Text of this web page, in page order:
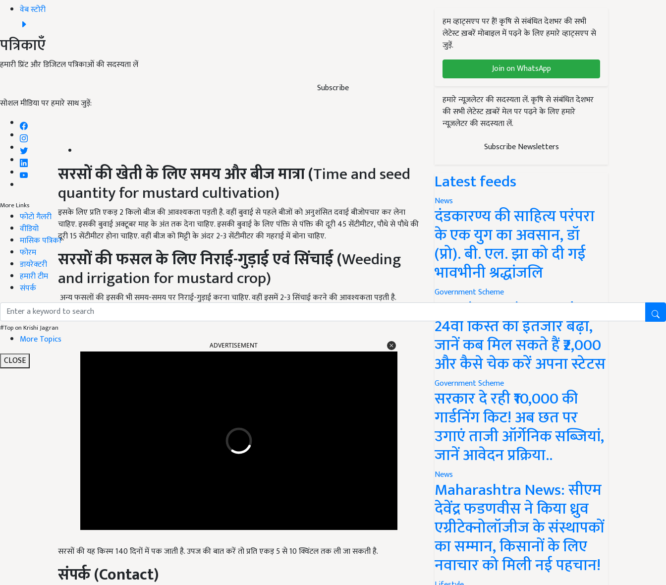
वेब स्टोरी
पत्रिकाएँ
हमारी प्रिंट और डिजिटल पत्रिकाओं की सदस्यता लें
Subscribe
सोशल मीडिया पर हमारे साथ जुड़ें:
More Links
फोटो गैलरी
वीडियो
मासिक पत्रिका
फोरम
डायरेक्टरी
हमारी टीम
संपर्क
#Top on Krishi Jagran
More Topics
CLOSE
सरसों की खेती के लिए समयऔरबीजमात्रा (Time and seed
quantity for mustard cultivation)
इसके लिए प्रति एकड़ 2 किलो बीज की आवश्यकता पड़ती है. वहीं बुवाई से पहले बीजों को अनुशंसित दवाई बीजोपचार कर लेना
चाहिए. इसकी बुवाई अक्टूबर माह के अंत तक देना चाहिए. इसकी बुवाई के लिए पंक्ति से पंक्ति की दूरी 45 सेंटीमीटर, पौधे से पौधे की
दूरी 15 सेंटीमीटर होना चाहिए. वहीं बीज को मिट्टी के अंदर 2-3 सेंटीमीटर की गहराई में बोना चाहिए.
सरसों की फसल के लिए निराई-गुड़ाईएवंसिंचाई (Weeding
and irrigation for mustard crop)
अन्य फसलों की इसकी भी समय-समय पर निराई-गुड़ाई करना चाहिए. वहीं इसमें 2-3 सिंचाई करने की आवश्यकता पड़ती है.
संपर्क (Contact)
हम व्हाट्सएप पर हैं! कृषि से संबंधित देशभर की सभी
लेटेस्ट ख़बरें मोबाइल में पढ़ने के लिए हमारे व्हाट्सएप से
जुड़ें.
Join on WhatsApp
हमारे न्यूज़लेटर की सदस्यता लें. कृषि से संबंधित देशभर
की सभी लेटेस्ट ख़बरें मेल पर पढ़ने के लिए हमारे
न्यूज़लेटर की सदस्यता लें.
Subscribe Newsletters
Latest feeds
News
दंडकारण्य की साहित्य परंपरा
के एक युग का अवसान, डॉ
(प्रो). बी. एल. झा को दी गई
भावभीनी श्रद्धांजलि
Government Scheme
PM Kisan Yojana Update:
24वीं किस्त का इंतजार बढ़ा,
जानें कब मिल सकते हैं ₹2,000
और कैसे चेक करें अपना स्टेटस
Government Scheme
सरकार दे रही ₹10,000 की
गार्डनिंग किट! अब छत पर
उगाएं ताजी ऑर्गेनिक सब्जियां,
जानें आवेदन प्रक्रिया..
News
Maharashtra News: सीएम
देवेंद्र फडणवीस ने किया ध्रुव
एग्रीटेक्नोलॉजीज के संस्थापकों
का सम्मान, किसानों के लिए
नवाचार को मिली नई पहचान!